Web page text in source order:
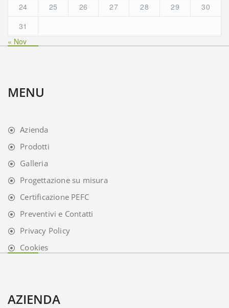
24
25 26 27 28 29
30
31
« Nov
MENU
Azienda
Prodotti
Galleria
Progettazione su misura
Certificazione PEFC
Preventivi e Contatti
Privacy Policy
Cookies
AZIENDA